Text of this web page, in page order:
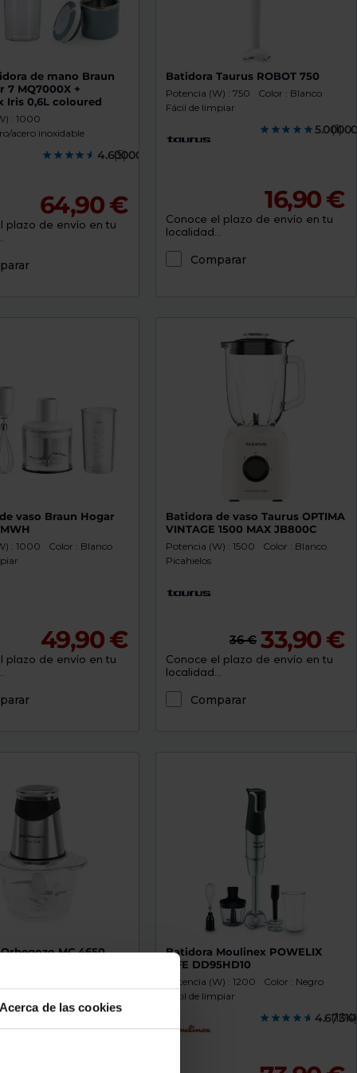
Acerca de las cookies
de mano Braun
7 MQ7000X +
Iris 0,6L coloured
: 1000
acero inoxidable
4.6000000
(5)
64,90 €
plazo de envío en tu
Batidora Taurus ROBOT 750
Potencia (W) : 750
Color : Blanco
Fácil de limpiar
(1)
16,90 €
Conoce el plazo de envío en tu
localidad...
Comparar
vaso Braun Hogar
: 1000
Color : Blanco
49,90 €
plazo de envío en tu
Batidora de vaso Taurus OPTIMA
VINTAGE 1500 MAX JB800C
Potencia (W) : 1500
Color : Blanco
Picahielos
36 € 33,90 €
Conoce el plazo de envío en tu
localidad...
Comparar
MC 4650
Batidora Moulinex POWELIX
LIFE DD95HD10
Potencia (W) : 1200
Color : Negro
Fácil de limpiar
(104)